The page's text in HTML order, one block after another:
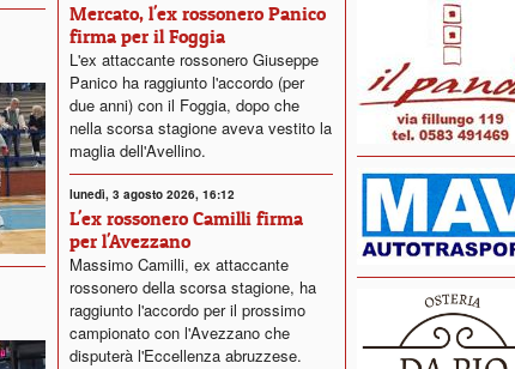
Mercato, l'ex rossonero Panico
firma per il Foggia
L'ex attaccante rossonero Giuseppe
Panico ha raggiunto l'accordo (per
due anni) con il Foggia, dopo che
nella scorsa stagione aveva vestito la
maglia dell'Avellino.
lunedì, 3 agosto 2026, 16:12
L'ex rossonero Camilli firma
per l'Avezzano
Massimo Camilli, ex attaccante
rossonero della scorsa stagione, ha
raggiunto l'accordo per il prossimo
campionato con l'Avezzano che
disputerà l'Eccellenza abruzzese.